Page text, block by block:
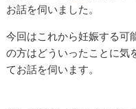
お話を伺いました。
今回はこれから妊娠する可
の方はどういったことに気
てお話を伺います。